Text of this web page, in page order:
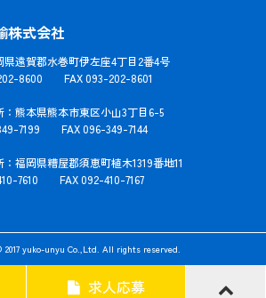
株式会社
県遠賀郡水巻町伊左座4丁目2番4号
8600 FAX 093-202-8601
：熊本県熊本市東区小山3丁目6-5
7199 FAX 096-349-7144
福岡県糟屋郡須恵町植木1319番地11
7610 FAX 092-410-7167
yuko-unyu Co.,Ltd. All rights reserved.
求人応募